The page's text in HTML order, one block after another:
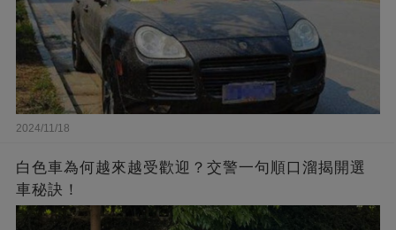
2024/11/18
白色車為何越來越受歡迎？交警一句順口溜揭開選
車秘訣！